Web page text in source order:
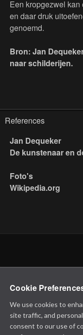
Een kropgezwel kan
en daar druk
genoemd.
Bron: Jan
naar schilderijen.
References
Jan Dequeker
De kunstenaar en
Foto's
Wikipedia.org
Cookie
We use cookies to
site traffic, and
consent to our use of